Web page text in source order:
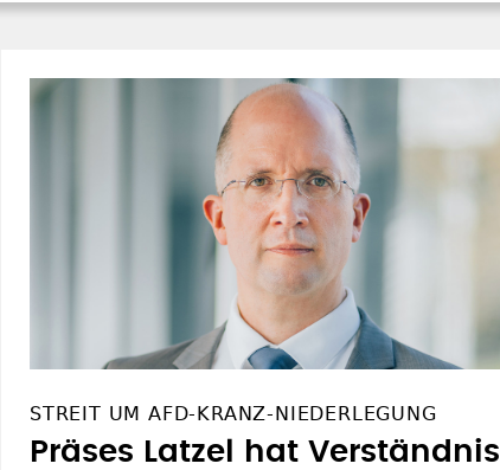
STREIT UM AFD-KRANZ-NIEDERLEGUNG
Präses Latzel hat Verständnis